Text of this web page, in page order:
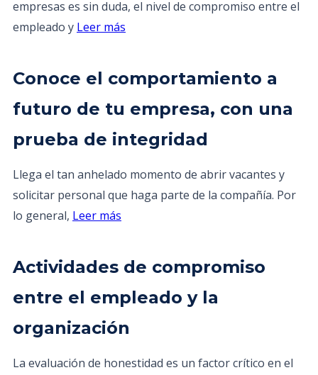
empresas es sin duda, el nivel de compromiso entre el
empleado y Leer más
Conoce el comportamiento a
futuro de tu empresa, con una
prueba de integridad
Llega el tan anhelado momento de abrir vacantes y
solicitar personal que haga parte de la compañía. Por
lo general, Leer más
Actividades de compromiso
entre el empleado y la
organización
La evaluación de honestidad es un factor crítico en el